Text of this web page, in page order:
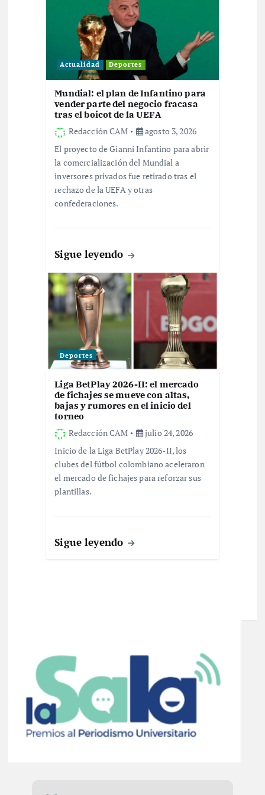
Actualidad Deportes
Mundial: el plan de Infantino para
vender parte del negocio fracasa
tras el boicot de la UEFA
Redacción CAM
agosto 3, 2026
El proyecto de Gianni Infantino para abrir
la comercialización del Mundial a
inversores privados fue retirado tras el
rechazo de la UEFA y otras
confederaciones.
Sigue leyendo
Deportes
Liga BetPlay 2026-II: el mercado
de fichajes se mueve con altas,
bajas y rumores en el inicio del
torneo
Redacción CAM
julio 24, 2026
Inicio de la Liga BetPlay 2026-II, los
clubes del fútbol colombiano aceleraron
el mercado de fichajes para reforzar sus
plantillas.
Sigue leyendo